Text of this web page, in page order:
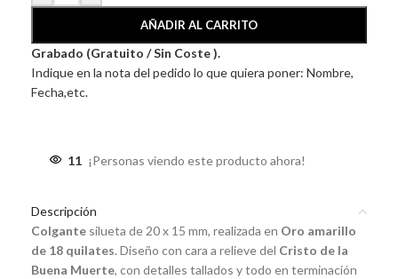
AÑADIR AL CARRITO
Grabado (Gratuito / Sin Coste ).
Indique en la nota del pedido lo que quiera poner: Nombre,
Fecha,etc.
11 ¡Personas viendo este producto ahora!
Descripción
Colgante silueta de 20 x 15 mm, realizada en Oro amarillo
de 18 quilates. Diseño con cara a relieve del Cristo de la
Buena Muerte, con detalles tallados y todo en terminación